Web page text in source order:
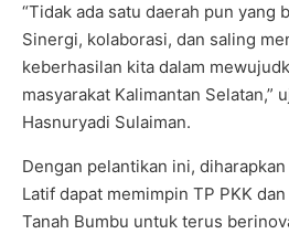
“Tidak ada satu daerah pun yang
Sinergi, kolaborasi, dan saling
keberhasilan kita dalam
masyarakat Kalimantan Selatan,”
Hasnuryadi Sulaiman.
Dengan pelantikan ini,
Latif dapat memimpin TP PKK
Tanah Bumbu untuk terus